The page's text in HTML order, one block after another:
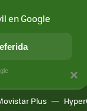
Plus
×
en Google